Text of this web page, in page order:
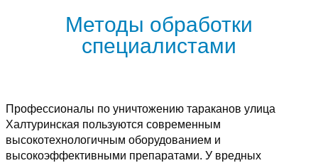
Методы обработки
специалистами
Профессионалы по уничтожению тараканов улица
Халтуринская пользуются современным
высокотехнологичным оборудованием и
высокоэффективными препаратами. У вредных